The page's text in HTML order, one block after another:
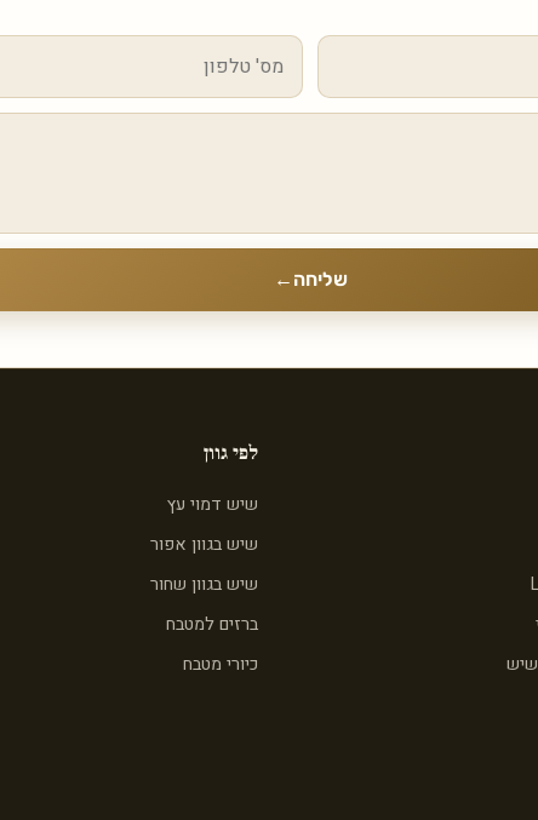
שליחה ←
לפי גוון
שיש דמוי עץ
שיש בגוון אפור
שיש בגוון שחור
ברזים למטבח
כיורי מטבח